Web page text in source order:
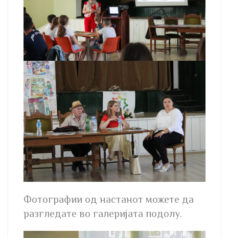
Фотографии од настанот можете да
разгледате во галеријата подолу.